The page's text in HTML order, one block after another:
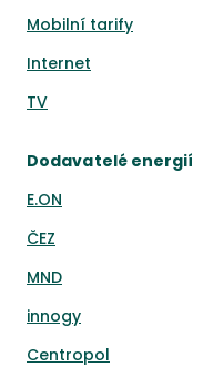
Mobilní tarify
Internet
TV
Dodavatelé energií
E.ON
ČEZ
MND
innogy
Centropol